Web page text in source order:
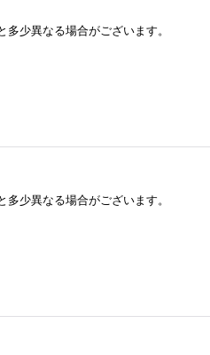
少異なる場合がございます。
少異なる場合がございます。